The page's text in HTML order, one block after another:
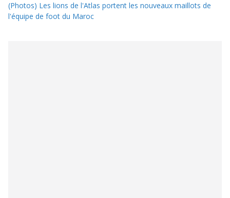
(Photos) Les lions de l'Atlas portent les nouveaux maillots de
l'équipe de foot du Maroc